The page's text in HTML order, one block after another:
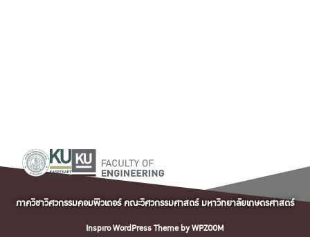
ภาควิชาวิศวกรรมคอมพิวเตอร์ คณะวิศวกรรมศาสตร์ มหาวิทยาลัยเกษตรศาสตร์
Inspiro WordPress Theme byWPZOOM